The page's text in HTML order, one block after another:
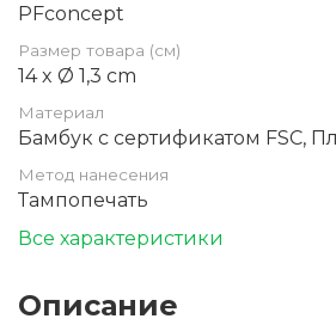
PFconcept
Размер товара (см)
14 x Ø 1,3 cm
Материал
Бамбук с сертификатом FSC,
Метод нанесения
Тампопечать
Все характеристики
Описание